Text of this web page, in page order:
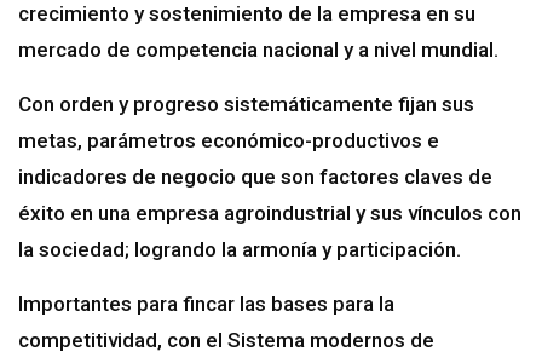
crecimiento y sostenimiento de la empresa en su
mercado de competencia nacional y a nivel mundial.
Con orden y progreso sistemáticamente fijan sus
metas, parámetros económico-productivos e
indicadores de negocio que son factores claves de
éxito en una empresa agroindustrial y sus vínculos con
la sociedad; logrando la armonía y participación.
Importantes para fincar las bases para la
competitividad, con el Sistema modernos de